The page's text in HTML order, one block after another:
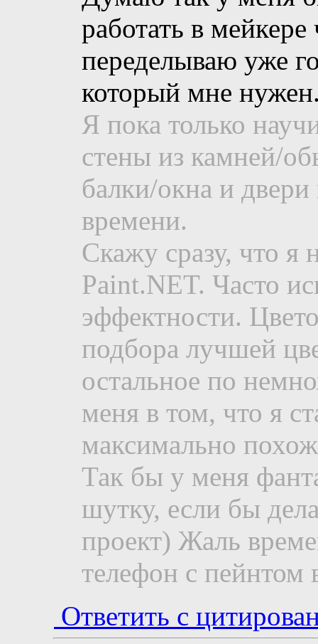
работать в мейкере
переделываю уже
который мне
Я пока только
стены из камней/
балки/окна и
времени.
Скажу сразу, что я
Paint.NET. Часто
эффектности.
подбора лучшей
остальное по
меня в том, что я
максимально
Так бы у меня
шутку, если бы
проект) Жаль
телефон с пейнтом
Ответить с